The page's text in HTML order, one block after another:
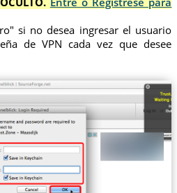
si no desea ingresar el usuario
de VPN cada vez que desee